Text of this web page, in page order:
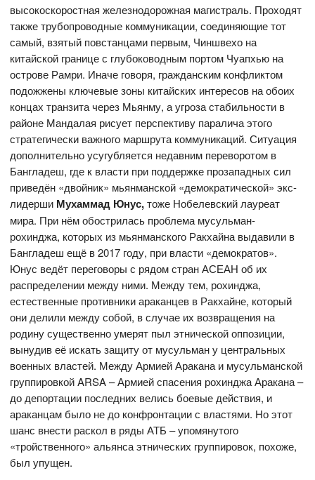
высокоскоростная железнодорожная магистраль. Проходят
также трубопроводные коммуникации, соединяющие тот
самый, взятый повстанцами первым, Чиншвехо на
китайской границе с глубоководным портом Чуапхью на
острове Рамри. Иначе говоря, гражданским конфликтом
подожжены ключевые зоны китайских интересов на обоих
концах транзита через Мьянму, а угроза стабильности в
районе Мандалая рисует перспективу паралича этого
стратегически важного маршрута коммуникаций. Ситуация
дополнительно усугубляется недавним переворотом в
Бангладеш, где к власти при поддержке прозападных сил
приведён «двойник» мьянманской «демократической» экс-
лидерши Мухаммад Юнус,тоже Нобелевский лауреат
мира. При нём обострилась проблема мусульман-
рохинджа, которых из мьянманского Ракхайна выдавили в
Бангладеш ещё в 2017 году, при власти «демократов».
Юнус ведёт переговоры с рядом стран АСЕАН об их
распределении между ними. Между тем, рохинджа,
естественные противники араканцев в Ракхайне, который
они делили между собой, в случае их возвращения на
родину существенно умерят пыл этнической оппозиции,
вынудив её искать защиту от мусульман у центральных
военных властей. Между Армией Аракана и мусульманской
группировкой ARSA – Армией спасения рохинджа Аракана –
до депортации последних велись боевые действия, и
араканцам было не до конфронтации с властями. Но этот
шанс внести раскол в ряды АТБ – упомянутого
«тройственного» альянса этнических группировок, похоже,
был упущен.